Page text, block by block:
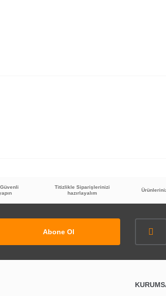
ilk yorumu siz yapın!
Yorum Yaz
Titizlikle Siparişlerinizi
hazırlayalım
Abone Ol